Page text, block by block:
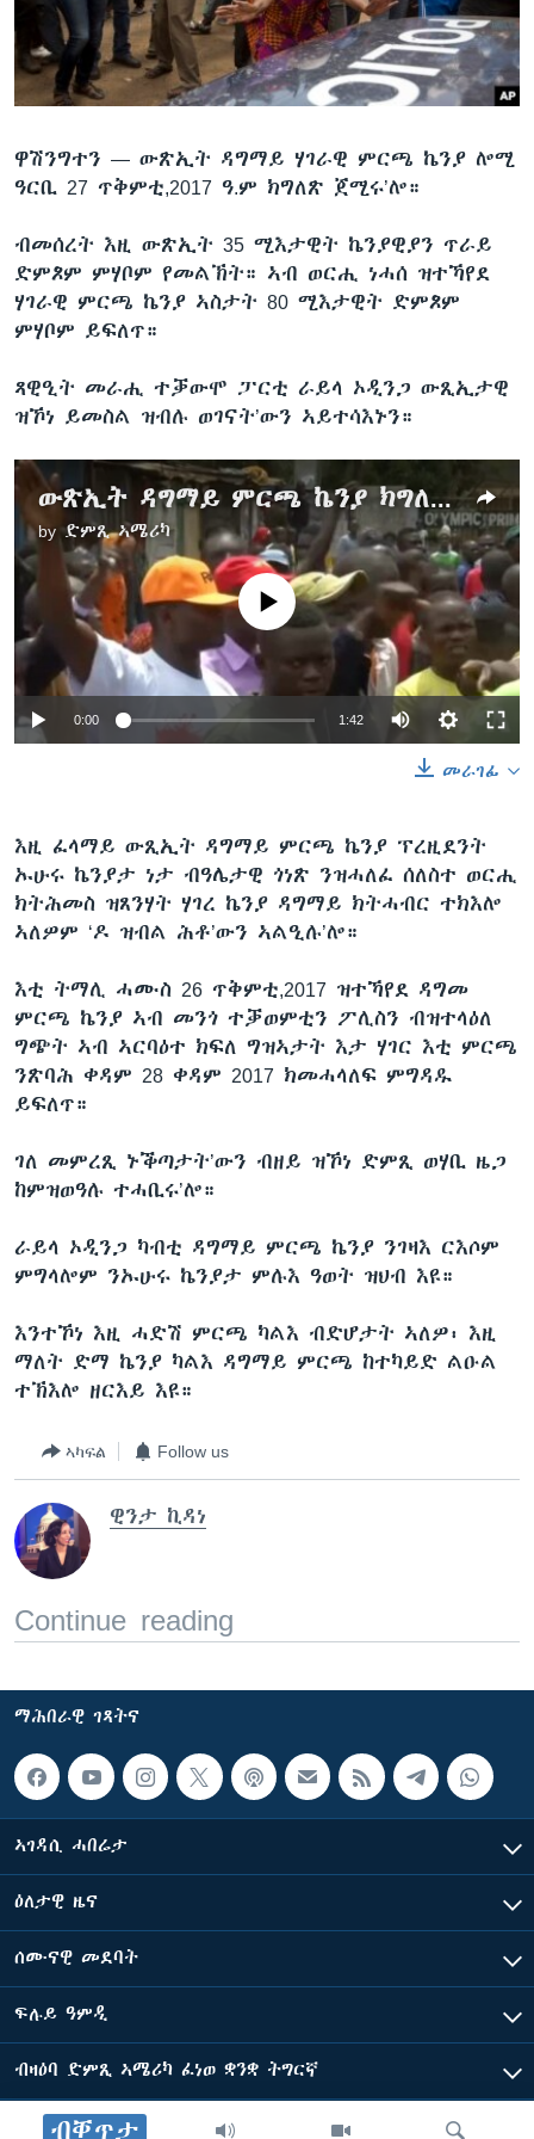
ቂሔ ጽልሚ
ቋንቋታት
ብቐጥታ
ዋሽንግተን — ውጽኢት ዳግማይ ሃገራዊ ምርጫ ኬንያ ሎሚ
ዓርቢ 27 ጥቅምቲ,2017 ዓ.ም ክግለጽ ጀሚሩ’ሎ።
ብመሰረት እዚ ውጽኢት 35 ሚእታዊት ኬንያዊያን ጥራይ
ድምጾም ምሃቦም የመልኽት። ኣብ ወርሒ ነሓሰ ዝተኻየደ
ሃገራዊ ምርጫ ኬንያ ኣስታት 80 ሚእታዊት ድምጾም
ምሃቦም ይፍለጥ።
ጻዊዒት መራሒ ተቓውሞ ፓርቲ ራይላ ኦዲንጋ ውጺኢታዊ
ዝኾነ ይመስል ዝብሉ ወገናት’ውን ኣይተሳእኑን።
ውጽኢት ዳግማይ ምርጫ ኬንያ ክግለጽ ጀሚሩ
byድምጺ ኣሜሪካ
No media source currently available
0:00 1:42
መራገፊ
እዚ ፈላማይ ውጺኢት ዳግማይ ምርጫ ኬንያ ፕረዚደንት
ኡሁሩ ኬንያታ ነታ ብዓሌታዊ ጎነጽ ንዝሓለፈ ሰለስተ ወርሒ
ክትሕመስ ዝጸንሃት ሃገረ ኬንያ ዳግማይ ክትሓብር ተክእሎ
ኣለዎም ‘ዶ ዝብል ሕቶ’ውን ኣልዒሉ’ሎ።
እቲ ትማሊ ሓሙስ 26 ጥቅምቲ,2017 ዝተኻየደ ዳግመ
ምርጫ ኬንያ ኣብ መንጎ ተቓወምቲን ፖሊስን ብዝተላዕለ
ግጭት ኣብ ኣርባዕተ ክፍለ ግዝኣታት እታ ሃገር እቲ ምርጫ
ንጽባሕ ቀዳም 28 ቀዳም 2017 ክመሓላለፍ ምግዳዱ
ይፍለጥ።
ገለ መምረጺ ኑቕጣታት’ውን ብዘይ ዝኾነ ድምጺ ወሃቢ ዜጋ
ከምዝወዓሉ ተሓቢሩ’ሎ።
ራይላ ኦዲንጋ ካብቲ ዳግማይ ምርጫ ኬንያ ንገዛእ ርእሶም
ምግላሎም ንኡሁሩ ኬንያታ ምሉእ ዓወት ዝህብ እዩ።
እንተኾነ እዚ ሓድሽ ምርጫ ካልእ ብድሆታት ኣለዎ፡ እዚ
ማለት ድማ ኬንያ ካልእ ዳግማይ ምርጫ ከተካይድ ልዑል
ተኽእሎ ዘርእይ እዩ።
ኣካፍል Follow us
ዊንታ ኪዳነ
Continue reading
ማሕበራዊ ገጻትና
ኣገዳሲ ሓበሬታ
ዕለታዊ ዜና
ሰሙናዊ መደባት
ፍሉይ ዓምዲ
ብዛዕባ ድምጺ ኣሜሪካ ፈነወ ቋንቋ ትግርኛ
ድምጺ ኣመሪካ ብመሰል ጸሓፊ ዝተሓለወዩ።